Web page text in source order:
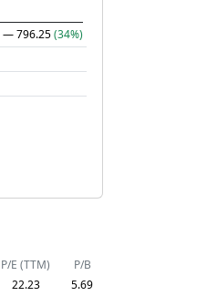
— 796.25(34%)
P/E (TTM)
P/B
22.23
5.69